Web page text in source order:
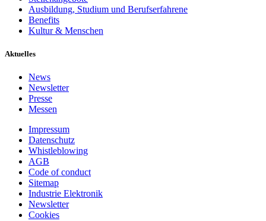
Ausbildung, Studium und Berufserfahrene
Benefits
Kultur & Menschen
Aktuelles
News
Newsletter
Presse
Messen
Impressum
Datenschutz
Whistleblowing
AGB
Code of conduct
Sitemap
Industrie Elektronik
Newsletter
Cookies